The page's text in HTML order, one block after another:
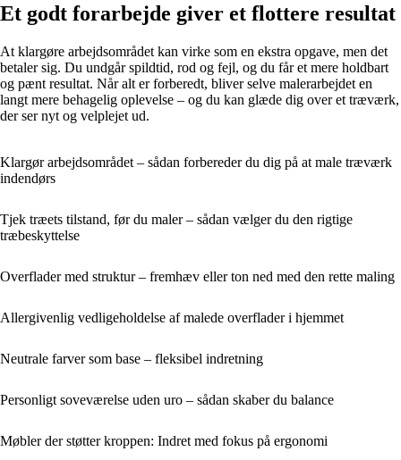
Et godt forarbejde giver et flottere resultat
At klargøre arbejdsområdet kan virke som en ekstra opgave, men det
betaler sig. Du undgår spildtid, rod og fejl, og du får et mere holdbart
og pænt resultat. Når alt er forberedt, bliver selve malerarbejdet en
langt mere behagelig oplevelse – og du kan glæde dig over et træværk,
der ser nyt og velplejet ud.
Klargør arbejdsområdet – sådan forbereder du dig på at male træværk
indendørs
Tjek træets tilstand, før du maler – sådan vælger du den rigtige
træbeskyttelse
Overflader med struktur – fremhæv eller ton ned med den rette maling
Allergivenlig vedligeholdelse af malede overflader i hjemmet
Neutrale farver som base – fleksibel indretning
Personligt soveværelse uden uro – sådan skaber du balance
Møbler der støtter kroppen: Indret med fokus på ergonomi